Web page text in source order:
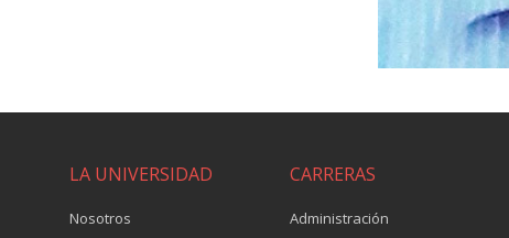
LA UNIVERSIDAD
Nosotros
CARRERAS
Administración